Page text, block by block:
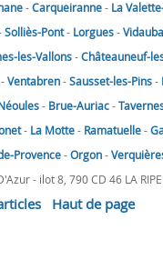
-Carqueiranne- La
Solliès-Pont- Lorgues-
les-Vallons-Châteauneuf-
-Ventabren-Sausset-les-Pins-
- Brue-Auriac-
- La Motte- Ramatuelle-
Provence-Orgon-
- ilot 8, 790 CD 46 LA
Haut de page